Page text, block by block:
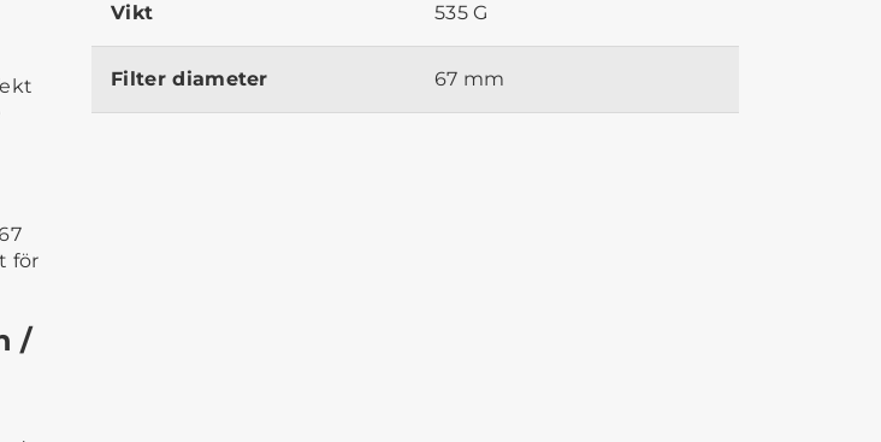
för
/
Vikt 535 G
Filter diameter 67 mm